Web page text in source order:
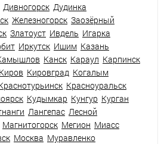
Дивногорск Дудинка
Железногорск Заозёрный
Златоуст Ивдель Игарка
Иркутск Ишим Казань
Канск Караул Карпинск
Киров Кировград Когалым
Красноуральск
Кудымкар Кунгур Курган
Лангепас Лесной
Магнитогорск Мегион Миасс
Москва Муравленко